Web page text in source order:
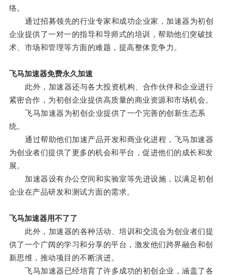
络。
通过招募领先的行业专家和成功企业家，加速器为初创
企业提供了一对一的指导和导师式的培训，帮助他们突破技
术、市场和管理等方面的难题，提高整体竞争力。
飞马加速器免费永久加速
此外，加速器还与各大投资机构、合作伙伴和企业进行
紧密合作，为初创企业提供高质量的商业资源和市场机会。
飞马加速器为初创企业提供了一个完善的创新生态系
统。
通过帮助他们加速产品开发和商业化进程，飞马加速器
为创业者们提供了更多的机会和平台，促进他们的成长和发
展。
加速器设有办公空间和实验室等先进设施，以满足初创
企业在产品研发和测试方面的需求。
飞马加速器用不了了
此外，加速器的各种活动、培训和交流会为创业者们提
供了一个广阔的学习和分享的平台，激发他们跨界融合和创
新思维，推动项目的不断演进。
飞马加速器已经培育了许多成功的初创企业，涵盖了各